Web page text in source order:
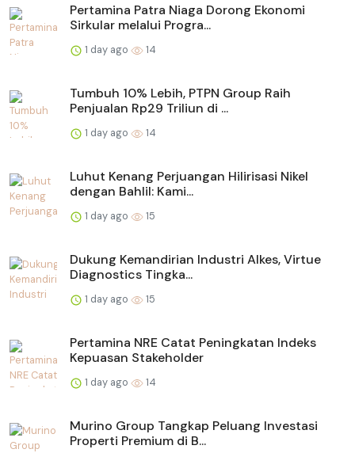
Pertamina Patra Niaga Dorong Ekonomi
Sirkular melalui Progra...
1 day ago 14
Tumbuh 10% Lebih, PTPN Group Raih
Penjualan Rp29 Triliun di ...
1 day ago 14
Luhut Kenang Perjuangan Hilirisasi Nikel
dengan Bahlil: Kami...
1 day ago 15
Dukung Kemandirian Industri Alkes, Virtue
Diagnostics Tingka...
1 day ago 15
Pertamina NRE Catat Peningkatan Indeks
Kepuasan Stakeholder
1 day ago 14
Murino Group Tangkap Peluang Investasi
Properti Premium di B...